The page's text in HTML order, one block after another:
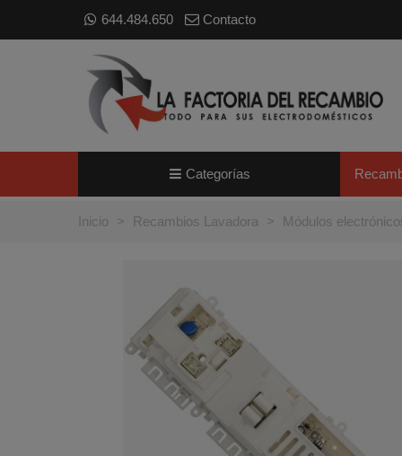
644.484.650 Contacto
Categorías
Inicio > Recambios Lavadora > Módulos